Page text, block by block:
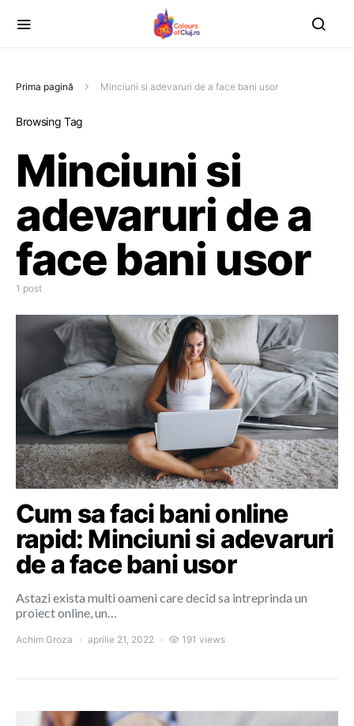
Prima pagină Minciuni si adevaruri de a face bani usor
Browsing Tag
Minciuni si
adevaruri de a
face bani usor
1 post
Cum sa faci bani online
rapid: Minciuni si adevaruri
de a face bani usor
Astazi exista multi oameni care decid sa intreprinda un
proiect online, un…
Achim Groza aprilie 21, 2022 191 views